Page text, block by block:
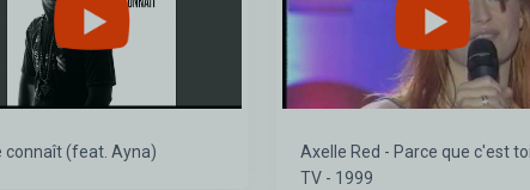
connaît (feat. Ayna)
Axelle Red - Parce que c'est
TV - 1999